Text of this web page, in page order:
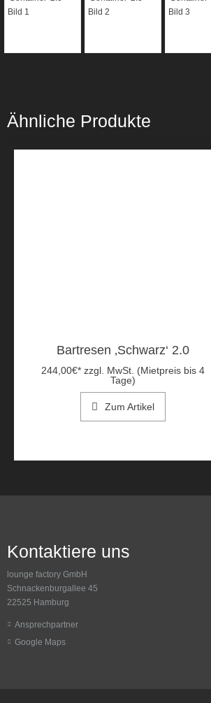
Ähnliche Produkte
Bartresen ‚Schwarz‘ 2.0
244,00€* zzgl. MwSt. (Mietpreis bis 4
Tage)
Zum Artikel
Kontaktiere uns
lounge factory GmbH
Schnackenburgallee 45
22525 Hamburg
Ansprechpartner
Google Maps